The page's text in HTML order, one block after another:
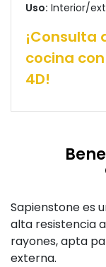
Uso: Interior/
cocina
4D!
Sapienstone es
alta resistencia
rayones, apta
externa.